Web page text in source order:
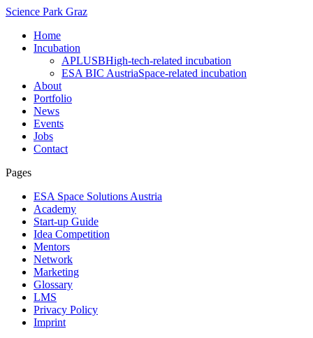
Science Park Graz
Home
Incubation
APLUSBHigh-tech-related incubation
ESA BIC AustriaSpace-related incubation
About
Portfolio
News
Events
Jobs
Contact
Pages
ESA Space Solutions Austria
Academy
Start-up Guide
Idea Competition
Mentors
Network
Marketing
Glossary
LMS
Privacy Policy
Imprint